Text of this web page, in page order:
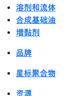
溶剂和流体
合成基础油
增黏剂
品牌
星标聚合物
资源